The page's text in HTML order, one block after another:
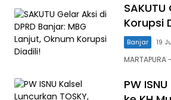
Korupsi
Banjar 19
PW